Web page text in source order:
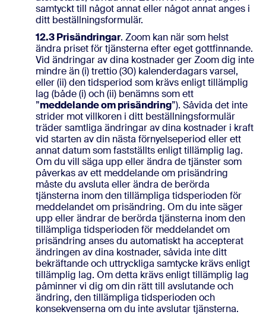
samtyckt till något annat eller något annat anges i
ditt beställningsformulär.
12.3Prisändringar. Zoom kan när som helst
ändra priset för tjänsterna efter eget gottfinnande.
Vid ändringar av dina kostnader ger Zoom dig inte
mindre än (i) trettio (30) kalenderdagars varsel,
eller (ii) den tidsperiod som krävs enligt tillämplig
lag (både (i) och (ii) benämns som ett
”meddelande om prisändring”). Såvida det inte
strider mot villkoren i ditt beställningsformulär
träder samtliga ändringar av dina kostnader i kraft
vid starten av din nästa förnyelseperiod eller ett
annat datum som fastställts enligt tillämplig lag.
Om du vill säga upp eller ändra de tjänster som
påverkas av ett meddelande om prisändring
måste du avsluta eller ändra de berörda
tjänsterna inom den tillämpliga tidsperioden för
meddelandet om prisändring. Om du inte säger
upp eller ändrar de berörda tjänsterna inom den
tillämpliga tidsperioden för meddelandet om
prisändring anses du automatiskt ha accepterat
ändringen av dina kostnader, såvida inte ditt
bekräftande och uttryckliga samtycke krävs enligt
tillämplig lag. Om detta krävs enligt tillämplig lag
påminner vi dig om din rätt till avslutande och
ändring, den tillämpliga tidsperioden och
konsekvenserna om du inte avslutar tjänsterna.